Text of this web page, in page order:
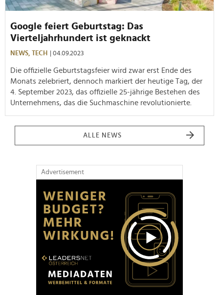
Google feiert Geburtstag: Das
Vierteljahrhundert ist geknackt
NEWS, TECH | 04.09.2023
Die offizielle Geburtstagsfeier wird zwar erst Ende des
Monats zelebriert, dennoch markiert der heutige Tag, der
4. September 2023, das offizielle 25-jährige Bestehen des
Unternehmens, das die Suchmaschine revolutionierte.
ALLE NEWS
Advertisement